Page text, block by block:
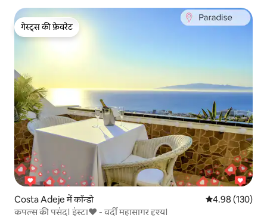
गेस्ट्स की फ़ेवरेट
गेस्ट्स की फ़ेवरेट
Costa Adeje में कॉन्डो औसत रेटिंग 5 में से
4.98 (130)
कपल्स की पसंद। इंस्टा❤️️ - वर्दी महासागर दृश्य।